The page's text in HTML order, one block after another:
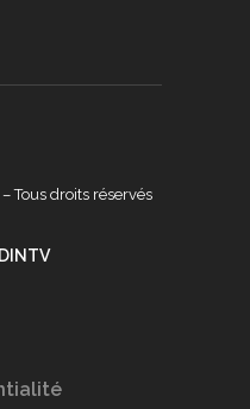
Tous droits réservés